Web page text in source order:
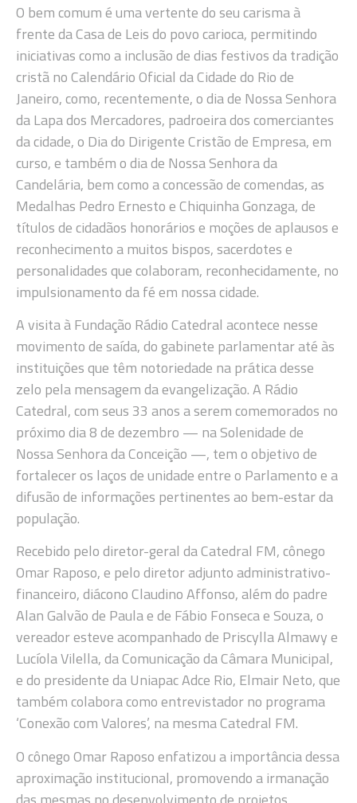
O bem comum é uma vertente do seu carisma à
frente da Casa de Leis do povo carioca, permitindo
iniciativas como a inclusão de dias festivos da tradição
cristã no Calendário Oficial da Cidade do Rio de
Janeiro, como, recentemente, o dia de Nossa Senhora
da Lapa dos Mercadores, padroeira dos comerciantes
da cidade, o Dia do Dirigente Cristão de Empresa, em
curso, e também o dia de Nossa Senhora da
Candelária, bem como a concessão de comendas, as
Medalhas Pedro Ernesto e Chiquinha Gonzaga, de
títulos de cidadãos honorários e moções de aplausos e
reconhecimento a muitos bispos, sacerdotes e
personalidades que colaboram, reconhecidamente, no
impulsionamento da fé em nossa cidade.
A visita à Fundação Rádio Catedral acontece nesse
movimento de saída, do gabinete parlamentar até às
instituições que têm notoriedade na prática desse
zelo pela mensagem da evangelização. A Rádio
Catedral, com seus 33 anos a serem comemorados no
próximo dia 8 de dezembro — na Solenidade de
Nossa Senhora da Conceição —, tem o objetivo de
fortalecer os laços de unidade entre o Parlamento e a
difusão de informações pertinentes ao bem-estar da
população.
Recebido pelo diretor-geral da Catedral FM, cônego
Omar Raposo, e pelo diretor adjunto administrativo-
financeiro, diácono Claudino Affonso, além do padre
Alan Galvão de Paula e de Fábio Fonseca e Souza, o
vereador esteve acompanhado de Priscylla Almawy e
Lucíola Vilella, da Comunicação da Câmara Municipal,
e do presidente da Uniapac Adce Rio, Elmair Neto, que
também colabora como entrevistador no programa
‘Conexão com Valores’, na mesma Catedral FM.
O cônego Omar Raposo enfatizou a importância dessa
aproximação institucional, promovendo a irmanação